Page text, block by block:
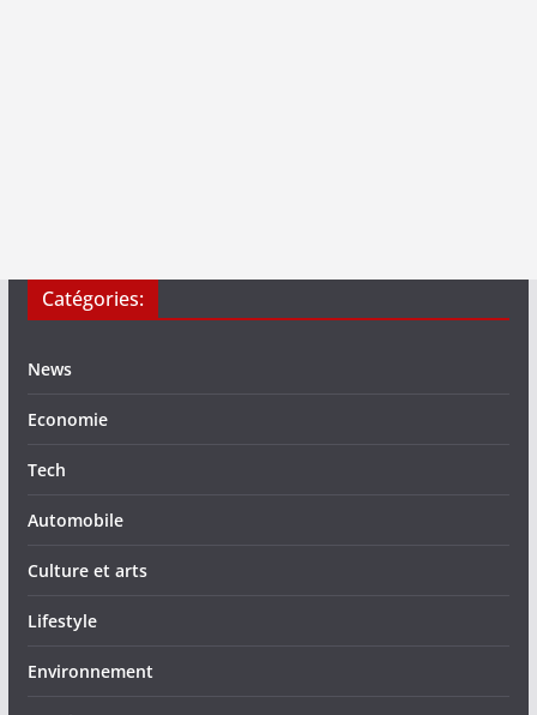
Catégories:
News
Economie
Tech
Automobile
Culture et arts
Lifestyle
Environnement